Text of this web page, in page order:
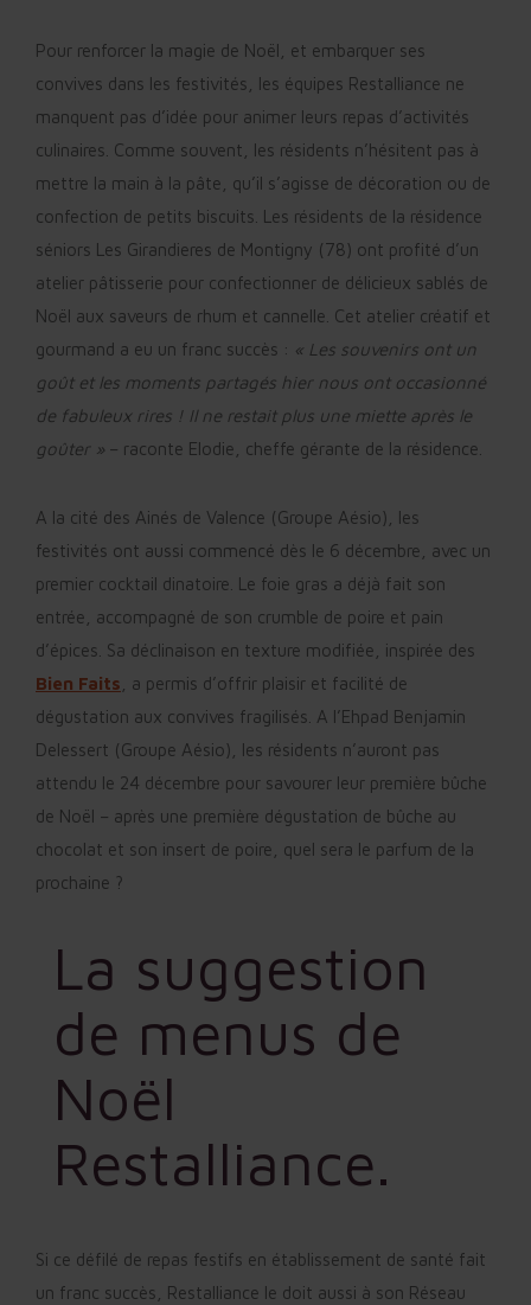
Pour renforcer la magie de Noël, et embarquer ses
convives dans les festivités, les équipes Restalliance ne
manquent pas d’idée pour animer leurs repas d’activités
culinaires. Comme souvent, les résidents n’hésitent pas à
mettre la main à la pâte, qu’il s’agisse de décoration ou de
confection de petits biscuits. Les résidents de la résidence
séniors Les Girandieres de Montigny (78) ont profité d’un
atelier pâtisserie pour confectionner de délicieux sablés de
Noël aux saveurs de rhum et cannelle. Cet atelier créatif et
gourmand a eu un franc succès : « Les souvenirs ont un
goût et les moments partagés hier nous ont occasionné
de fabuleux rires ! Il ne restait plus une miette après le
goûter » – raconte Elodie, cheffe gérante de la résidence.
A la cité des Ainés de Valence (Groupe Aésio), les
festivités ont aussi commencé dès le 6 décembre, avec un
premier cocktail dinatoire. Le foie gras a déjà fait son
entrée, accompagné de son crumble de poire et pain
d’épices. Sa déclinaison en texture modifiée, inspirée des
Bien Faits , a permis d’offrir plaisir et facilité de
dégustation aux convives fragilisés. A l’Ehpad Benjamin
Delessert (Groupe Aésio), les résidents n’auront pas
attendu le 24 décembre pour savourer leur première bûche
de Noël – après une première dégustation de bûche au
chocolat et son insert de poire, quel sera le parfum de la
prochaine ?
La suggestion
de menus de
Noël
Restalliance.
Si ce défilé de repas festifs en établissement de santé fait
un franc succès, Restalliance le doit aussi à son Réseau